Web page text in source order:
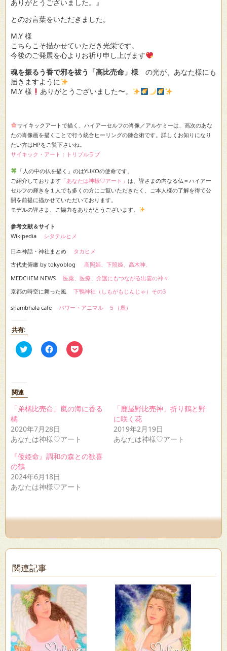
ありがとうございました。』
とのお言葉をいただきました。
M.Y 様
こちらこそ描かせていただき光栄です。
今後のご発展を心よりお祈り申し上げます
魂を振るう香で邪を祓う「高比売命」様 の光が、あなた様にも
届きますように
M.Y 様
ありがとうございました〜。
サイキックアートで描く、ハイアーセルフの肖像／アルケミーは、高次のあな
たの肖像画を描くことで行う統合ヒーリングの錬金術です。詳しくお知りになり
たい方はHPをご覧下さいね。
サイキック・アート：トリプルラブ
「人の中の仏を描く」のはYUKOの使命です。
ご紹介しております 「あなたは神様♡アート」 は、皆さまの内なる仏＝ハイアー
セルフの輝きを１人でも多くの方にご覧いただきたく、ご本人様の了解を得て公
開を前提に描かせていただいております。
モデルの皆さま、ご協力をありがとうございます。
参考文献＆サイト
Wikipedia
シタテルヒメ
日本神話・神社まとめ
タカヒメ
古代史俯瞰 by tokyoblog
高照姫、下照姫、高木神、
MEDCHEM NEWS
医薬、医療、介護にもつながる出雲の神々
京都の時空に舞った風
下鴨神社（しもがもじんじゃ）その3
shambhala cafe パワー・アニマル ５（鹿）
共有:
ク
リ
有
(新
い
ウ
ィ
ド
ウ
開
き
ま
す)
Facebook
で
リ
ッ
し
て
く
さ
い
し
い
ウ
ィ
で
ま
ク
リ
ェ
ア
ウ
ン
ド
き
関連
「弟橘比売命」嵐の海に香る
橘
2020年7月28日
あなたは神様♡アート
「鹿屋野比売神」折り鶴と野
に咲く花
2019年2月19日
あなたは神様♡アート
『倭姫命』調和の森との歓喜
の鶴
2024年6月18日
あなたは神様♡アート
関連記事